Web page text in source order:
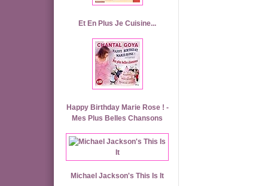
Et En Plus Je Cuisine...
Happy Birthday Marie Rose ! -
Mes Plus Belles Chansons
Michael Jackson's This Is It